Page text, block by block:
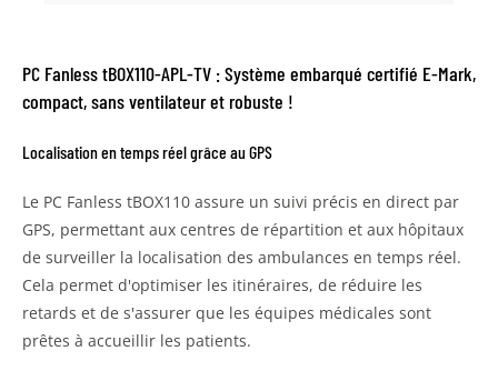
PC Fanless tBOX110-APL-TV : Système embarqué certifié E-Mark,
compact, sans ventilateur et robuste !
Localisation en temps réel grâce au GPS
Le PC Fanless tBOX110 assure un suivi précis en direct par
GPS, permettant aux centres de répartition et aux hôpitaux
de surveiller la localisation des ambulances en temps réel.
Cela permet d'optimiser les itinéraires, de réduire les
retards et de s'assurer que les équipes médicales sont
prêtes à accueillir les patients.